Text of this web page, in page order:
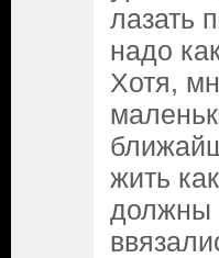
лазать
надо
Хотя,
жить
должны